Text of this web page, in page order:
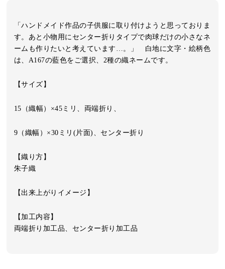
「ハンドメイド作品の子供服に取り付けようと思っておりま
す。あと小物用にセンター折りタイプで肉球だけの小さなネ
ームも作りたいと考えています…。」 白地に文字・絵柄色
は、A167の藍色をご選択、2種の織ネームです。
【サイズ】
15（織幅）×45ミリ、両端折り、
9（織幅）×30ミリ(片面)、センター折り
【織り方】
朱子織
【出来上がりイメージ】
【加工内容】
両端折り加工品、センター折り加工品